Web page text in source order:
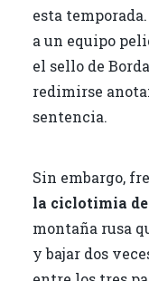
esta
a un equipo
el sello de
redimirse
sentencia.
Sin embargo,
la ciclotimia
montaña rusa
y bajar dos